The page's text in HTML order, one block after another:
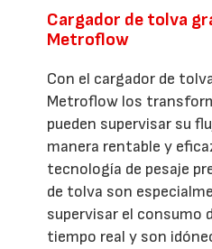
Cargador de tolva
Metroflow
Con el cargador de
Metroflow los
pueden supervisar su
manera rentable y
tecnología de pesaje
de tolva son
supervisar el consumo
tiempo real y son